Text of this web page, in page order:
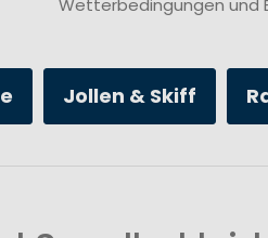
Wetterbedingungen und
Jollen & Skiff